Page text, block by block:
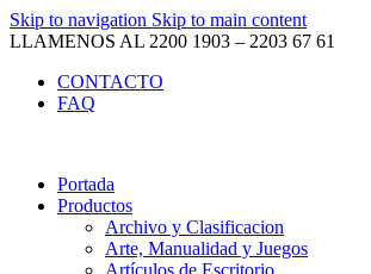
Skip to navigation Skip to main content
LLAMENOS AL 2200 1903 – 2203 67 61
CONTACTO
FAQ
Portada
Productos
Archivo y Clasificacion
Arte, Manualidad y Juegos
Artículos de Escritorio